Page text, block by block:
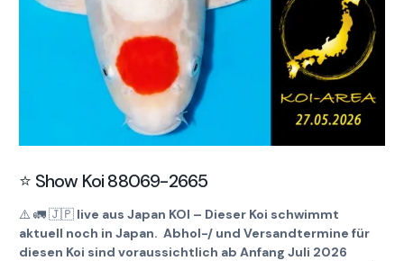
⭐️ Show Koi 88069-2665
⚠️ 🚛🇯🇵 live aus Japan KOI – Dieser Koi schwimmt
aktuell noch in Japan. Abhol-/ und Versandtermine für
diesen Koi sind voraussichtlich ab Anfang Juli 2026